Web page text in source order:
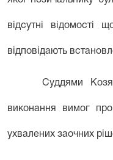
відсутні відомості
відповідають
Суддями
виконання вимог
ухвалених заочних